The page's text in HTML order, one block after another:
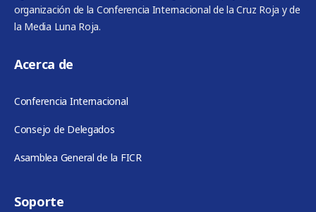
organización de la Conferencia Internacional de la Cruz Roja y de
la Media Luna Roja.
Acerca de
Conferencia Internacional
Consejo de Delegados
Asamblea General de la FICR
Soporte